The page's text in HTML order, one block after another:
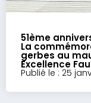
51ème
La
gerbes au
Excellence
Publié le : 25